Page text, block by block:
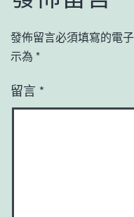
發佈留言必須填寫的電
示為 *
留言 *